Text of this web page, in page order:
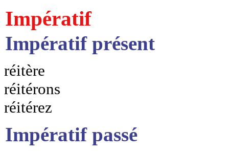
Impératif
Impératif présent
réitère
réitérons
réitérez
Impératif passé